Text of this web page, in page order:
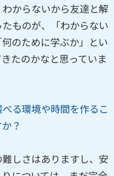
わからないから友達と解
ものが、「わからない
のために学ぶか」とい
たのかなと思っていま
る環境や時間を作るこ
？
しさはありますし、安